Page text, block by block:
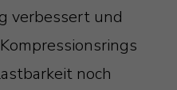
verbessert und
noch